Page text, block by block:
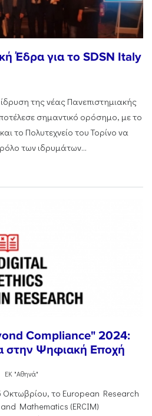
Έδρα για το SDSN Italy
της νέας Πανεπιστημιακής
σημαντικό ορόσημο, με το
το Πολυτεχνείο του Τορίνο να
των ιδρυμάτων...
Compliance" 2024:
στην Ψηφιακή Εποχή
ΕΚ "Αθηνά"
Οκτωβρίου, το European Research
Mathematics (ERCIM)